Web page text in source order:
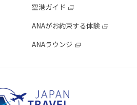
空港ガイド
ANAがお約束する体験
ANAラウンジ